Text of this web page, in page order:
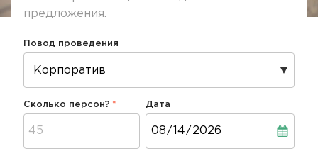
предложения.
Повод проведения
Сколько персон? Дата